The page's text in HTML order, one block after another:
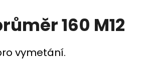
160 M12
vymetání.